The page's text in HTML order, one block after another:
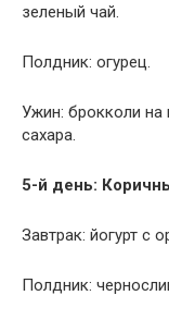
зеленый чай.
Полдник: огурец.
Ужин: брокколи на
сахара.
5-й день:
Завтрак: йогурт с
Полдник: